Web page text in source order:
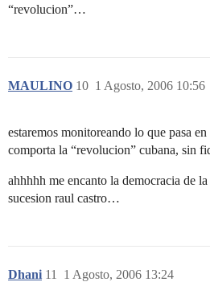
“revolucion”…
MAULINO 1 Agosto, 2006 10:56
10
estaremos monitoreando lo que pasa
comporta la “revolucion” cubana, sin
ahhhhh me encanto la democracia de
sucesion raul castro…
Dhani 1 Agosto, 2006 13:24
11